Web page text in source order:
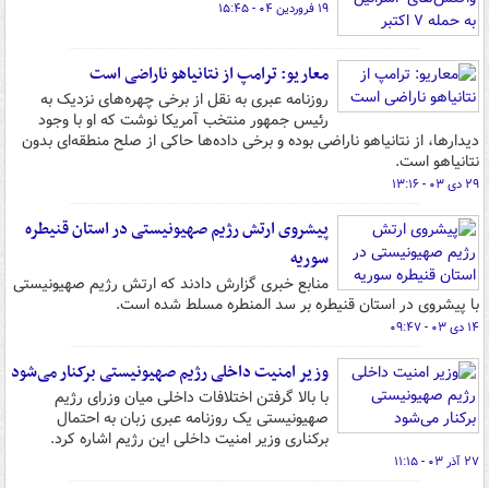
۱۹ فروردین ۰۴ - ۱۵:۴۵
معاریو: ترامپ از نتانیاهو ناراضی است
روزنامه عبری به نقل از برخی چهره‌های نزدیک به
رئیس جمهور منتخب آمریکا نوشت که او با وجود
دیدارها، از نتانیاهو ناراضی بوده و برخی داده‌ها حاکی از صلح منطقه‌ای بدون
نتانیاهو است.
۲۹ دی ۰۳ - ۱۳:۱۶
پیشروی ارتش رژیم صهیونیستی در استان قنیطره
سوریه
منابع خبری گزارش دادند که ارتش رژیم صهیونیستی
با پیشروی در استان قنیطره بر سد المنطره مسلط شده است.
۱۴ دی ۰۳ - ۰۹:۴۷
وزیر امنیت داخلی رژیم صهیونیستی برکنار می‌شود
با بالا گرفتن اختلافات داخلی میان وزرای رژیم
صهیونیستی یک روزنامه عبری زبان به احتمال
برکناری وزیر امنیت داخلی این رژیم اشاره کرد.
۲۷ آذر ۰۳ - ۱۱:۱۵